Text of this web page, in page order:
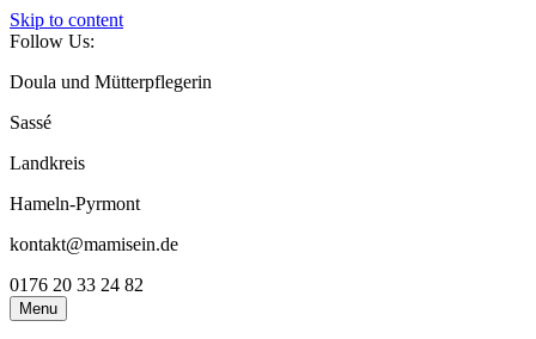
Skip to content
Follow Us:
Doula und Mütterpflegerin
Sassé
Landkreis
Hameln-Pyrmont
kontakt@mamisein.de
0176 20 33 24 82
Menu